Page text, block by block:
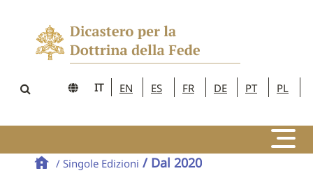
IT EN ES FR DE PT PL
/ Singole Edizioni / Dal 2020